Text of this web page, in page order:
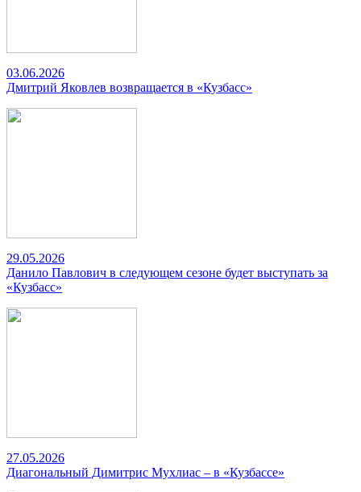
03.06.2026
Дмитрий Яковлев возвращается в «Кузбасс»
29.05.2026
Данило Павлович в следующем сезоне будет выступать за
«Кузбасс»
27.05.2026
Диагональный Димитрис Мухлиас – в «Кузбассе»